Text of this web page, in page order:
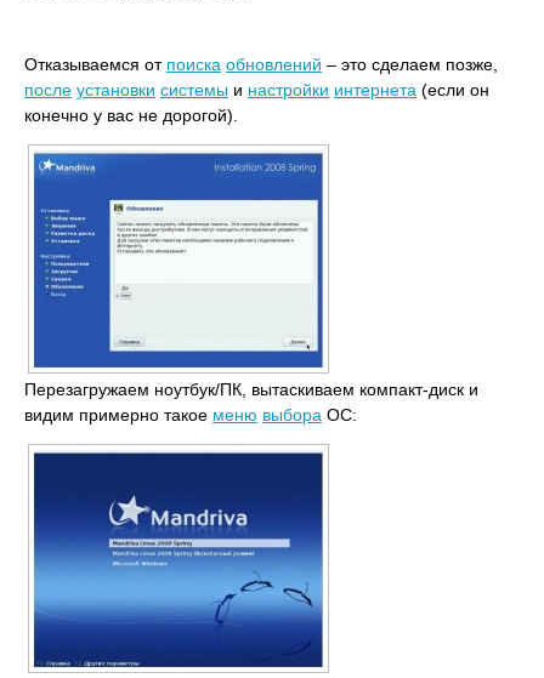
Отказываемся от поиска обновлений – это сделаем позже,
после установки системы и настройки интернета (если он
конечно у вас не дорогой).
Перезагружаем ноутбук/ПК, вытаскиваем компакт-диск и
видим примерно такое меню выбора ОС: